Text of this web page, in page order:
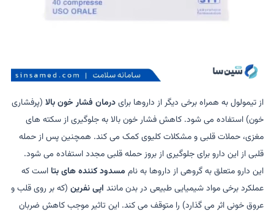
از تیمولول به همراه برخی دیگر از داروها برایدرمان فشار خون بالا (پرفشاری
خون) استفاده می شود. کاهش فشار خون بالا به جلوگیری از سکته های
مغزی، حملات قلبی و مشکلات کلیوی کمک می کند. همچنین پس از حمله
قلبی از این دارو برای جلوگیری از بروز حمله قلبی مجدد استفاده می شود.
این دارو متعلق به گروهی از داروها به نام مسدود کننده های بتا است که
عملکرد برخی مواد شیمیایی طبیعی در بدن مانند اپی نفرین (که بر روی قلب و
عروق خونی اثر می گذارد) را متوقف می کند. این تاثیر موجب کاهش ضربان